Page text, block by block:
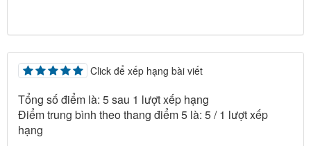
Click để xếp hạng bài viết
Tổng số điểm là: 5 sau 1 lượt xếp hạng
Điểm trung bình theo thang điểm 5 là: 5/1 lượt xếp
hạng